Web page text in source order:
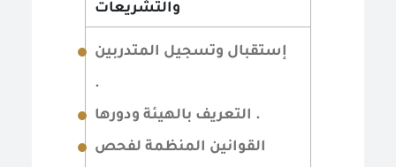
إستقبال وتسجيل المتدربين
.
التعريف بالهيئة ودورها .
القوانين المنظمة لفحص